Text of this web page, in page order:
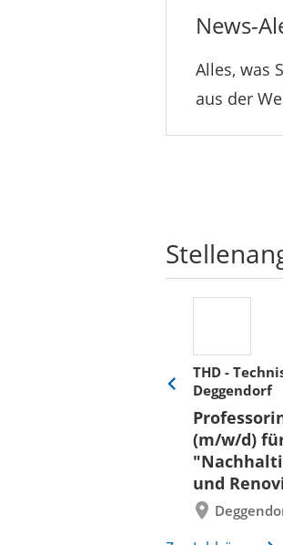
News-
Alles, was
aus der
THD -
Deggendorf
(m/w/d)
und
Eine
Folie
zurück